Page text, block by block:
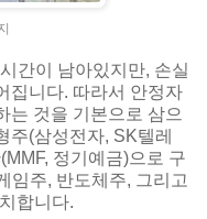
간이 남아있지만, 손실
집니다. 따라서 안정자
는 것을 기본으로 삼으
주(삼성전자, SK텔레
정기예금)으로 구
임주, 반도체주, 그리고
합니다.